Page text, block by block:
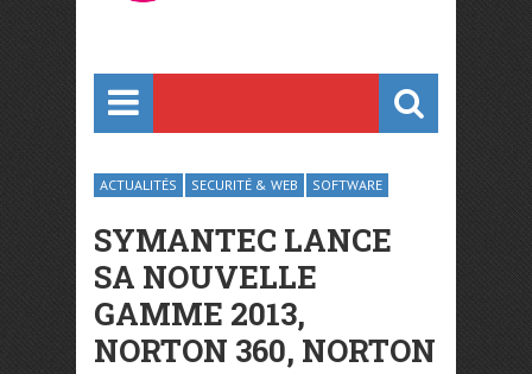
ACTUALITÉS SECURITÉ & WEB SOFTWARE
SYMANTEC LANCE
SA NOUVELLE
GAMME 2013,
NORTON 360, NORTON